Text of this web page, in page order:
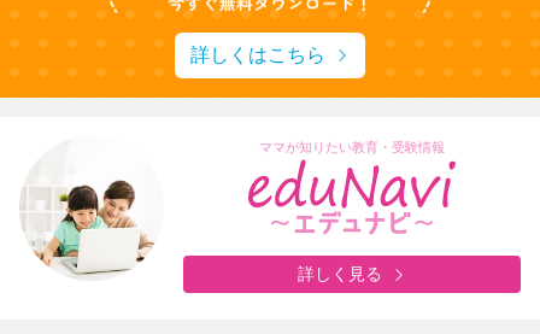
詳しくはこちら
ママが知りたい教育・受験情報
詳しく見る